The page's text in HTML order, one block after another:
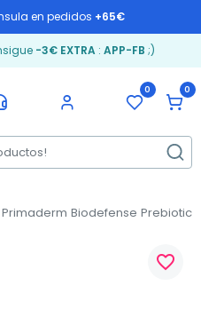
en pedidos +65€
-3€ EXTRA: APP-FB ;)
0 0
Primaderm Biodefense Prebiotic
favorite_border